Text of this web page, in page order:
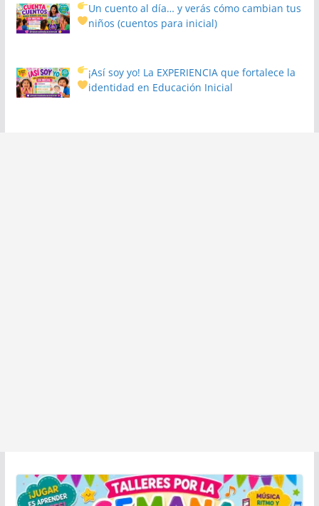
Un cuento al día… y verás cómo cambian tus
niños(cuentos para inicial)
¡Así soy yo! La EXPERIENCIA que fortalece la
identidad en Educación Inicial